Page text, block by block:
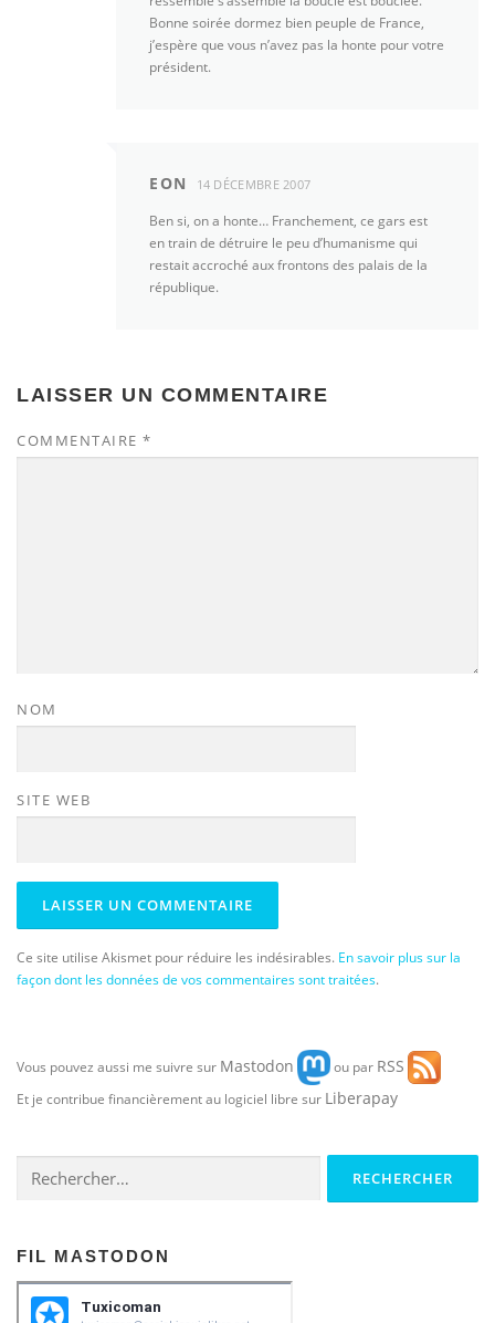
Bonne soirée dormez bien peuple de France,
j’espère que vous n’avez pas la honte pour votre
président.
EON 14 DÉCEMBRE 2007
Ben si, on a honte… Franchement, ce gars est
en train de détruire le peu d’humanisme qui
restait accroché aux frontons des palais de la
république.
LAISSER UN COMMENTAIRE
COMMENTAIRE *
NOM
SITE WEB
Ce site utilise Akismet pour réduire les indésirables. En savoir plus sur la
façon dont les données de vos commentaires sont traitées.
Vous pouvez aussi me suivre sur Mastodon ou par RSS
Et je contribue financièrement au logiciel libre sur Liberapay
FIL MASTODON